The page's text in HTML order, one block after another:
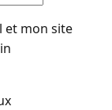
et mon site